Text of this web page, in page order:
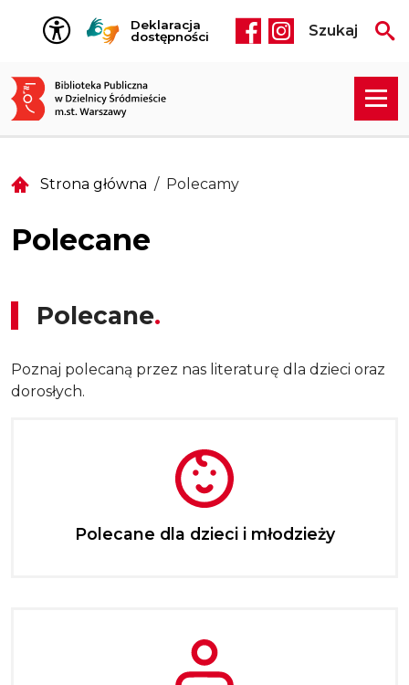
Przejdź do treści
Deklaracja
dostępności
Social media
Szukaj
Strona główna Polecamy
Polecane
Polecane
Poznaj polecaną przez nas literaturę dla dzieci oraz
dorosłych.
Polecane dla dzieci i młodzieży